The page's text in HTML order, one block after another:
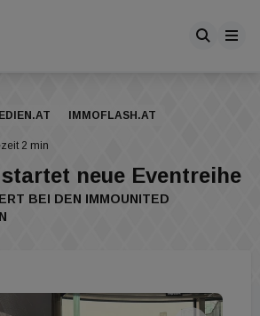
IMMOFLASH.AT
2 min
neue Eventreihe
BEI DEN IMMOUNITED